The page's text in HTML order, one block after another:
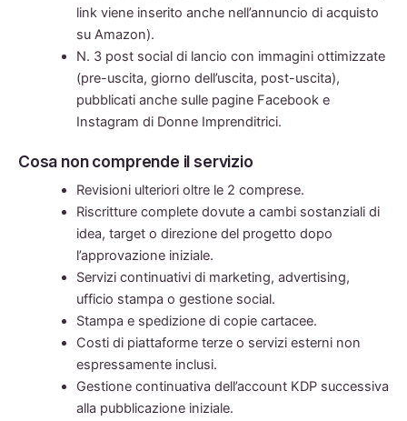
link viene inserito anche nell’annuncio di acquisto
su Amazon).
N. 3 post social di lancio con immagini ottimizzate
(pre-uscita, giorno dell’uscita, post-uscita),
pubblicati anche sulle pagine Facebook e
Instagram di Donne Imprenditrici.
Cosa non comprende il servizio
Revisioni ulteriori oltre le 2 comprese.
Riscritture complete dovute a cambi sostanziali di
idea, target o direzione del progetto dopo
l’approvazione iniziale.
Servizi continuativi di marketing, advertising,
ufficio stampa o gestione social.
Stampa e spedizione di copie cartacee.
Costi di piattaforme terze o servizi esterni non
espressamente inclusi.
Gestione continuativa dell’account KDP successiva
alla pubblicazione iniziale.